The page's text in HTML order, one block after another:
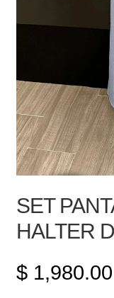
SET
HALTER
$1,980.00